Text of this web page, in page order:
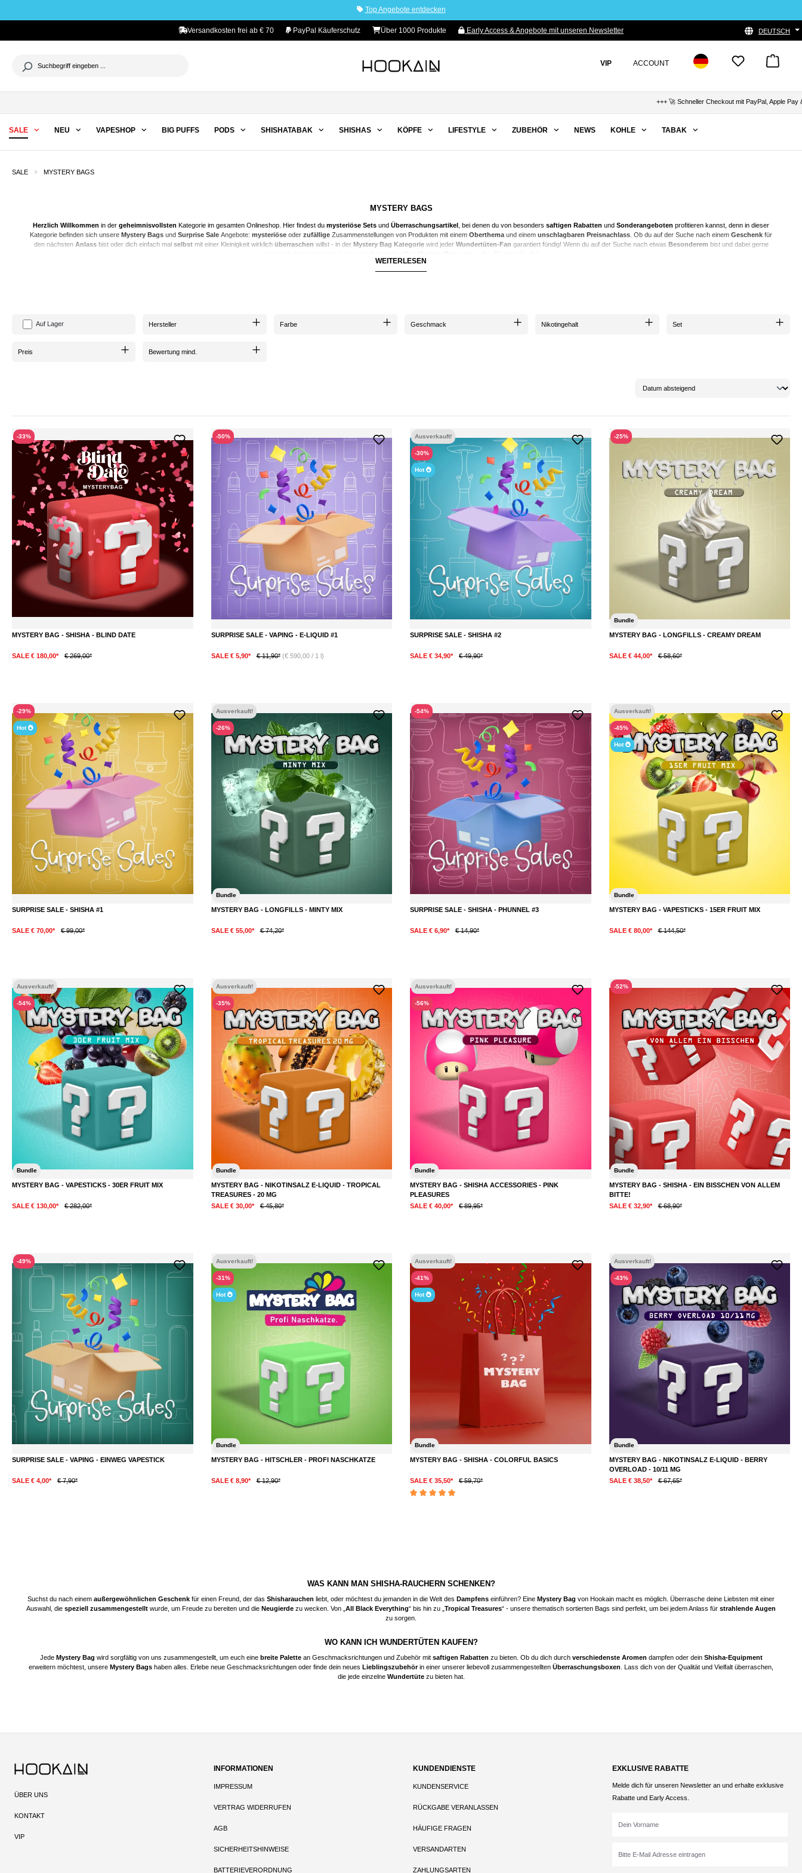
Top Angebote entdecken
Versandkosten frei ab € 70 PayPal Käuferschutz Über 1000 Produkte Early Access & Angebote mit unseren Newsletter DEUTSCH
VIP ACCOUNT
+++ 🚀 Schneller Checkout mit PayPal, Apple Pay &
SALE NEU VAPESHOP BIG PUFFS PODS SHISHATABAK SHISHAS KÖPFE LIFESTYLE ZUBEHÖR NEWS KOHLE TABAK
SALE MYSTERY BAGS
MYSTERY BAGS
Herzlich Willkommen in der geheimnisvollsten Kategorie im gesamten Onlineshop. Hier findest du mysteriöse Sets und Überraschungsartikel , bei denen du von besonders saftigen Rabatten und Sonderangeboten profitieren kannst, denn in dieser
Kategorie befinden sich unsere Mystery Bags und Surprise Sale Angebote: mysteriöse oder zufällige Zusammenstellungen von Produkten mit einem Oberthema und einem unschlagbaren Preisnachlass . Ob du auf der Suche nach einem Geschenk für
den nächsten Anlass bist oder dich einfach mal selbst mit einer Kleinigkeit wirklich überraschen willst - in der Mystery Bag Kategoriewird jeder Wundertüten-Fan garantiert fündig! Wenn du auf der Suche nach etwas Besonderem bist und dabei gerne
WEITERLESEN
Auf Lager Hersteller Farbe Geschmack Nikotingehalt Set
Preis Bewertung mind.
-33%
MYSTERY BAG - SHISHA - BLIND DATE
SALE € 180,00* € 269,00*
-50%
SURPRISE SALE - VAPING - E-LIQUID #1
SALE € 5,90* € 11,90*(€ 590,00 / 1 l)
Ausverkauft!
-30%
Hot
SURPRISE SALE - SHISHA #2
SALE € 34,90*
€ 49,90*
-25%
Bundle
MYSTERY BAG - LONGFILLS - CREAMY DREAM
SALE € 44,00* € 58,60*
-29%
Hot
SURPRISE SALE - SHISHA #1
SALE € 70,00* € 99,00*
Ausverkauft!
-26%
Bundle
MYSTERY BAG - LONGFILLS - MINTY MIX
SALE € 55,00*
€ 74,20*
-54%
SURPRISE SALE - SHISHA - PHUNNEL #3
SALE € 6,90* € 14,90*
Ausverkauft!
-45%
Hot
Bundle
MYSTERY BAG - VAPESTICKS - 15ER FRUIT MIX
SALE € 80,00*
€ 144,50*
Ausverkauft!
-54%
Bundle
MYSTERY BAG - VAPESTICKS - 30ER FRUIT MIX
SALE € 130,00*
€ 282,00*
Ausverkauft!
-35%
Bundle
MYSTERY BAG - NIKOTINSALZ E-LIQUID - TROPICAL
TREASURES - 20 MG
SALE € 30,00*
€ 45,80*
Ausverkauft!
-56%
Bundle
MYSTERY BAG - SHISHA ACCESSORIES - PINK
PLEASURES
SALE € 40,00*
€ 89,95*
-52%
Bundle
MYSTERY BAG - SHISHA - EIN BISSCHEN VON ALLEM
BITTE!
SALE € 32,90*
€ 68,90*
-49%
SURPRISE SALE - VAPING - EINWEG VAPESTICK
SALE € 4,00* € 7,90*
Ausverkauft!
-31%
Hot
Bundle
MYSTERY BAG - HITSCHLER - PROFI NASCHKATZE
SALE € 8,90*
€ 12,90*
Ausverkauft!
-41%
Hot
Bundle
MYSTERY BAG - SHISHA - COLORFUL BASICS
SALE € 35,50* € 59,70*
Ausverkauft!
-43%
Bundle
MYSTERY BAG - NIKOTINSALZ E-LIQUID - BERRY
OVERLOAD - 10/11 MG
SALE € 38,50*
€ 67,65*
WAS KANN MAN SHISHA-RAUCHERN SCHENKEN?
Suchst du nach einem außergewöhnlichen Geschenk für einen Freund, der das Shisharauchen liebt, oder möchtest du jemanden in die Welt des Dampfens einführen? Eine Mystery Bag von Hookain macht es möglich. Überrasche deine Liebsten mit einer
Auswahl, die speziell zusammengestellt wurde, um Freude zu bereiten und die Neugierde zu wecken. Von „ All Black Everything“ bis hin zu „ Tropical Treasures“ - unsere thematisch sortierten Bags sind perfekt, um bei jedem Anlass für strahlende Augen
zu sorgen.
WO KANN ICH WUNDERTÜTEN KAUFEN?
Jede Mystery Bag wird sorgfältig von uns zusammengestellt, um euch eine breite Palette an Geschmacksrichtungen und Zubehör mitsaftigen Rabatten zu bieten. Ob du dich durch verschiedenste Aromen dampfen oder dein Shisha-Equipment
erweitern möchtest, unsere Mystery Bags haben alles. Erlebe neue Geschmacksrichtungen oder finde dein neues Lieblingszubehörin einer unserer liebevoll zusammengestellten Überraschungsboxen . Lass dich von der Qualität und Vielfalt überraschen,
die jede einzelne Wundertüte zu bieten hat.
ÜBER UNS
KONTAKT
VIP
INFORMATIONEN
IMPRESSUM
VERTRAG WIDERRUFEN
AGB
SICHERHEITSHINWEISE
BATTERIEVERORDNUNG
KUNDENDIENSTE
KUNDENSERVICE
RÜCKGABE VERANLASSEN
HÄUFIGE FRAGEN
VERSANDARTEN
ZAHLUNGSARTEN
EXKLUSIVE RABATTE
Melde dich für unseren Newsletter an und erhalte exklusive
Rabatte und Early Access.